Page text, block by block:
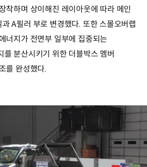
착하며 상이해진 레이아웃에 따라 메인
A필러 부로 변경했다. 또한 스몰오버랩
너지가 전면부 일부에 집중되는
를 분산시키기 위한 더블박스 멤버
를 완성했다.